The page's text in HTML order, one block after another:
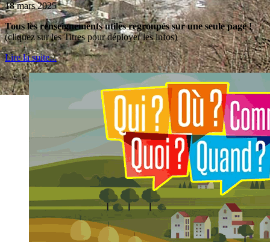
18 mars 2025
Tous les renseignements utiles regroupés sur une seule page !
(cliquez sur les Titres pour déployer les infos)
Lire la suite...